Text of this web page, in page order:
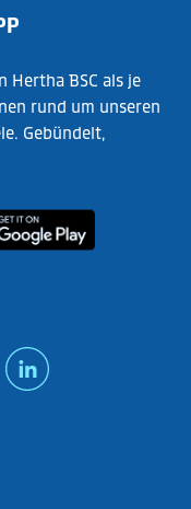
Hertha BSC als je
rund um unseren
Gebündelt,